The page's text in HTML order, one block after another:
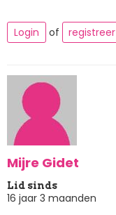
Login of registreer
Mijre Gidet
Lid sinds
16 jaar 3 maanden